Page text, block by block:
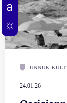
UNNUK
24.01.26